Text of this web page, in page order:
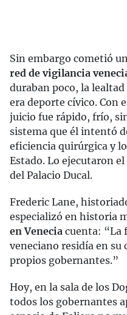
Sin embargo cometió
red de vigilancia
duraban poco, la
era deporte cívico. Con
juicio fue rápido, frío,
sistema que él intentó
eficiencia quirúrgica y
Estado. Lo ejecutaron
del Palacio Ducal.
Frederic Lane,
especializó en historia
en Venecia cuenta: “La
veneciano residía en su
propios gobernantes.”
Hoy, en la sala de los
todos los gobernantes